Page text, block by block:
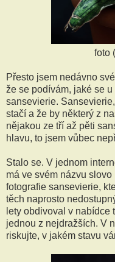
foto
Přesto jsem nedávno
že se podívám, jaké se
sansevierie.
stačí a že by některý z
nějakou ze tří až pěti
hlavu, to jsem vůbec
Stalo se. V jednom
má ve svém názvu
fotografie sansevierie,
těch naprosto
lety obdivoval v nabídce
jednou z nejdražších. V
riskujte, v jakém stavu